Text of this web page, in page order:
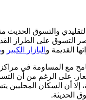
والتسوق الحديث
التسوق على الطراز
القديمة و البازار الكبير و
مع المساومة في
على الرغم من أن
إلا أن السكان المحليين
الحديثة.